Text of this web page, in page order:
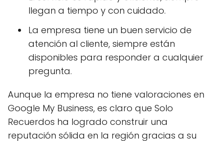
llegan a tiempo y con cuidado.
La empresa tiene un buen servicio de
atención al cliente, siempre están
disponibles para responder a cualquier
pregunta.
Aunque la empresa no tiene valoraciones en
Google My Business, es claro que Solo
Recuerdos ha logrado construir una
reputación sólida en la región gracias a su